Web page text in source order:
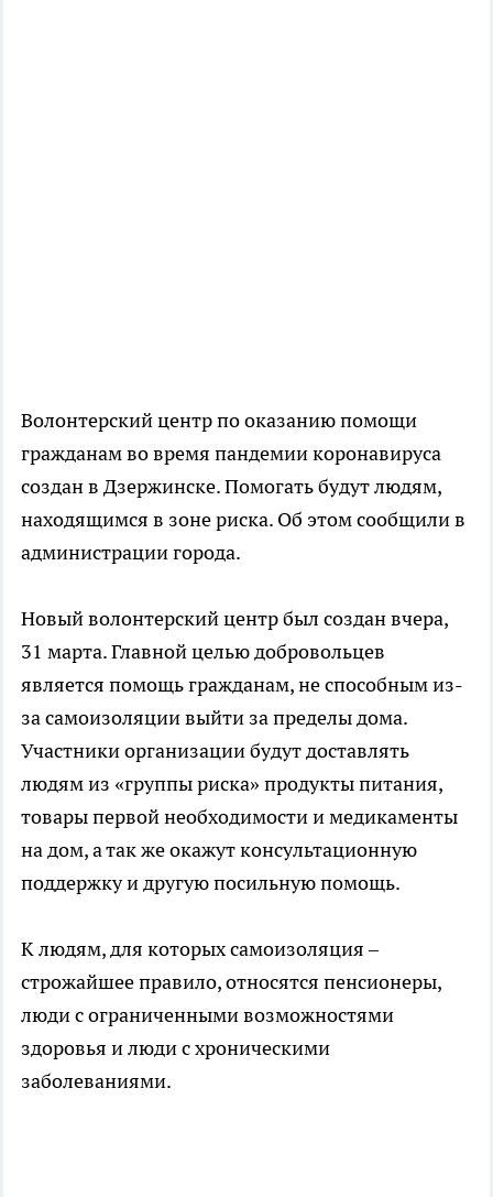
Волонтерский центр по оказанию помощи
гражданам во время пандемии коронавируса
создан в Дзержинске. Помогать будут людям,
находящимся в зоне риска. Об этом сообщили в
администрации города.
Новый волонтерский центр был создан вчера,
31 марта. Главной целью добровольцев
является помощь гражданам, не способным из-
за самоизоляции выйти за пределы дома.
Участники организации будут доставлять
людям из «группы риска» продукты питания,
товары первой необходимости и медикаменты
на дом, а так же окажут консультационную
поддержку и другую посильную помощь.
К людям, для которых самоизоляция –
строжайшее правило, относятся пенсионеры,
люди с ограниченными возможностями
здоровья и люди с хроническими
заболеваниями.